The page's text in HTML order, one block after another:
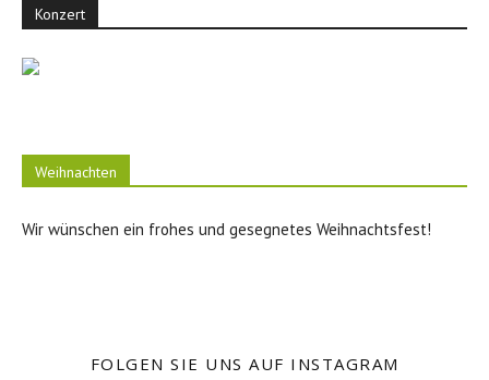
Konzert
Weihnachten
Wir wünschen ein frohes und gesegnetes Weihnachtsfest!
FOLGEN SIE UNS AUF INSTAGRAM